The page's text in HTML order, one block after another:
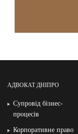
АДВОКАТ ДНІПРО
Супровід бізнес-
процесів
Корпоративне право